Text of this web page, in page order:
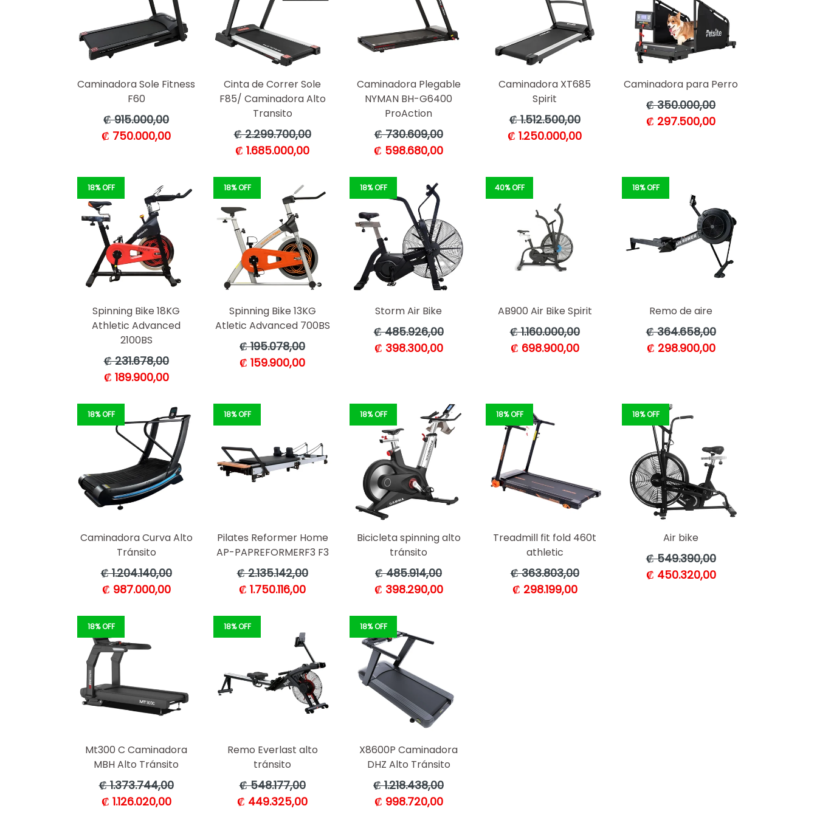
Caminadora Sole Fitness
F60
Precio
habitual
₡ 915.000,00
₡ 750.000,00
Cinta de Correr Sole
F85/ Caminadora Alto
Transito
Precio
habitual
₡ 2.299.700,00
₡ 1.685.000,00
Caminadora Plegable
NYMAN BH-G6400
ProAction
Precio
habitual
₡ 730.609,00
₡ 598.680,00
Caminadora XT685
Spirit
Precio
habitual
₡ 1.512.500,00
₡ 1.250.000,00
Caminadora para Perro
Precio
habitual
₡ 350.000,00
₡ 297.500,00
18% OFF
Spinning Bike 18KG
Athletic Advanced
2100BS
Precio
habitual
₡ 231.678,00
₡ 189.900,00
18% OFF
Spinning Bike 13KG
Atletic Advanced 700BS
Precio
habitual
₡ 195.078,00
₡ 159.900,00
18% OFF
Storm Air Bike
Precio
habitual
₡ 485.926,00
₡ 398.300,00
40% OFF
AB900 Air Bike Spirit
Precio
habitual
₡ 1.160.000,00
₡ 698.900,00
18% OFF
Remo de aire
Precio
habitual
₡ 364.658,00
₡ 298.900,00
18% OFF
Caminadora Curva Alto
Tránsito
Precio
habitual
₡ 1.204.140,00
₡ 987.000,00
18% OFF
Pilates Reformer Home
AP-PAPREFORMERF3 F3
Precio
habitual
₡ 2.135.142,00
₡ 1.750.116,00
18% OFF
Bicicleta spinning alto
tránsito
Precio
habitual
₡ 485.914,00
₡ 398.290,00
18% OFF
Treadmill fit fold 460t
athletic
Precio
habitual
₡ 363.803,00
₡ 298.199,00
18% OFF
Air bike
Precio
habitual
₡ 549.390,00
₡ 450.320,00
18% OFF
Mt300 C Caminadora
MBH Alto Tránsito
Precio
habitual
₡ 1.373.744,00
₡ 1.126.020,00
18% OFF
Remo Everlast alto
tránsito
Precio
habitual
₡ 548.177,00
₡ 449.325,00
18% OFF
X8600P Caminadora
DHZ Alto Tránsito
Precio
habitual
₡ 1.218.438,00
₡ 998.720,00